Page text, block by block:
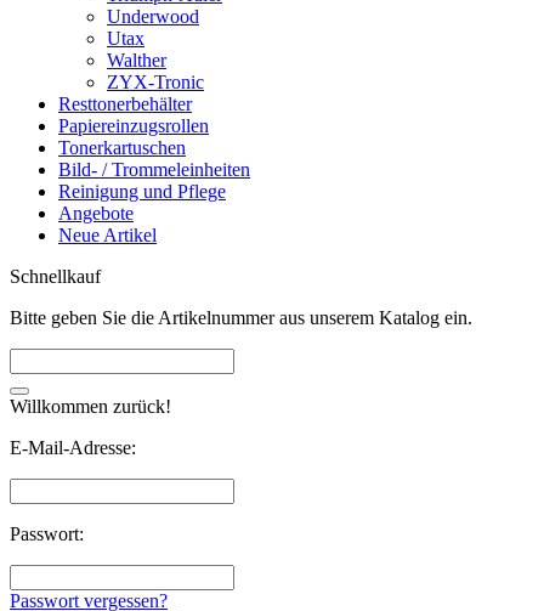
Underwood
Utax
Walther
ZYX-Tronic
Resttonerbehälter
Papiereinzugsrollen
Tonerkartuschen
Bild- / Trommeleinheiten
Reinigung und Pflege
Angebote
Neue Artikel
Schnellkauf
Bitte geben Sie die Artikelnummer aus unserem Katalog ein.
Willkommen zurück!
E-Mail-Adresse:
Passwort:
Passwort vergessen?